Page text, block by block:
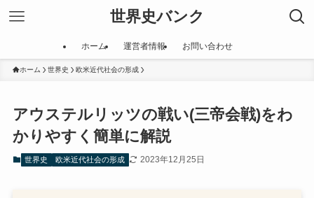
世界史バンク
ホーム 運営者情報 お問い合わせ
ホーム 世界史 欧米近代社会の形成
アウステルリッツの戦い(三帝会戦)をわ
かりやすく簡単に解説
世界史 欧米近代社会の形成 2023年12月25日